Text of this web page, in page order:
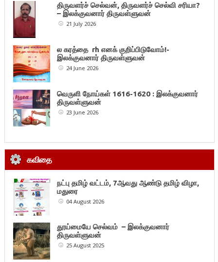
திருவளர்ச் செல்வன், திருவளர்ச் செல்வி சரியா?
– இலக்குவனார் திருவள்ளுவன்
21 July 2026
ல கரத்தை rh எனக் குறிப்பிடுவோம்!-
இலக்குவனார் திருவள்ளுவன்
24 June 2026
வெருளி நோய்கள் 1616-1620 : இலக்குவனார்
திருவள்ளுவன்
23 June 2026
கவிதை
நட்பு தமிழ் வட்டம், 7ஆவது ஆண்டு தமிழ் விழா,
மதுரை
04 August 2026
தூய்மையே செல்வம் – இலக்குவனார்
திருவள்ளுவன்
25 August 2025